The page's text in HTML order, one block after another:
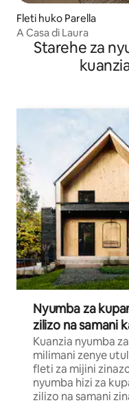
Fleti huko Parella
A Casa di Laura
Starehe za
Nyumba za
zilizo na samani
Kuanzia nyumba
milimani zenye
fleti za mijini
nyumba hizi za
zilizo na samani